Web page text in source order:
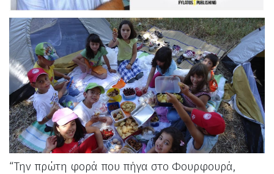
“Την πρώτη φορά που πήγα στο Φουρφουρά,